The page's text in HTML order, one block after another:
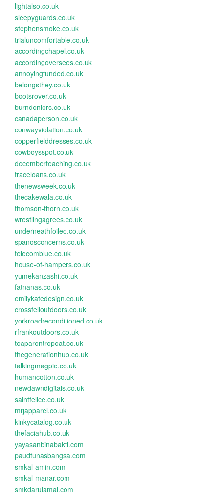
lightalso.co.uk
sleepyguards.co.uk
stephensmoke.co.uk
trialuncomfortable.co.uk
accordingchapel.co.uk
accordingoversees.co.uk
annoyingfunded.co.uk
belongsthey.co.uk
bootsrover.co.uk
burndeniers.co.uk
canadaperson.co.uk
conwayviolation.co.uk
copperfielddresses.co.uk
cowboysspot.co.uk
decemberteaching.co.uk
traceloans.co.uk
thenewsweek.co.uk
thecakewala.co.uk
thomson-thorn.co.uk
wrestlingagrees.co.uk
underneathfoiled.co.uk
spanosconcerns.co.uk
telecomblue.co.uk
house-of-hampers.co.uk
yumekanzashi.co.uk
fatnanas.co.uk
emilykatedesign.co.uk
crossfelloutdoors.co.uk
yorkroadreconditioned.co.uk
rfrankoutdoors.co.uk
teaparentrepeat.co.uk
thegenerationhub.co.uk
talkingmagpie.co.uk
humancotton.co.uk
newdawndigitals.co.uk
saintfelice.co.uk
mrjapparel.co.uk
kinkycatalog.co.uk
thefaciahub.co.uk
yayasanbinabakti.com
paudtunasbangsa.com
smkal-amin.com
smkal-manar.com
smkdarulamal.com